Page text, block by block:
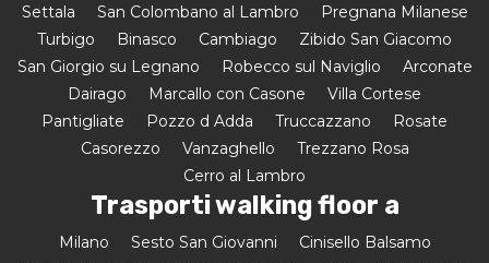
Settala
San Colombano al Lambro
Pregnana Milanese
Turbigo
Binasco Cambiago
Zibido San Giacomo
San Giorgio su Legnano
Robecco sul Naviglio
Arconate
Dairago
Marcallo con Casone
Villa Cortese
Pantigliate
Pozzo d Adda Truccazzano
Rosate
Casorezzo
Vanzaghello
Trezzano Rosa
Cerro al Lambro
Trasporti walking floor a
Milano Sesto San Giovanni
Cinisello Balsamo